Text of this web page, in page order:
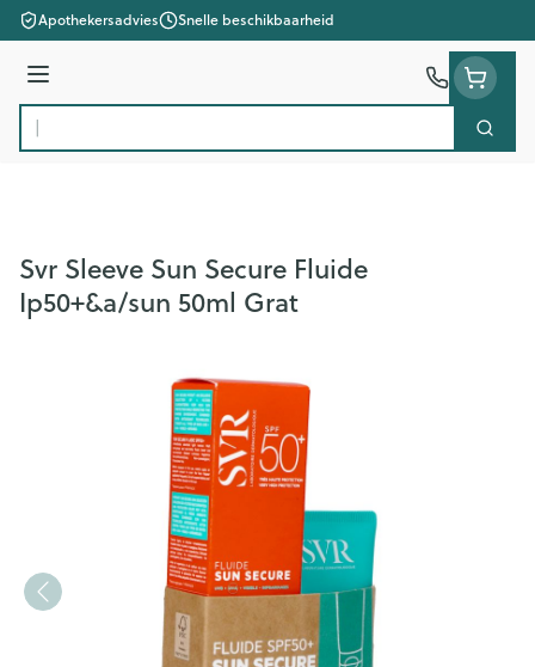
Ga naar de inhoud
Apothekersadvies Snelle beschikbaarheid
Menu
Product, merk, categorie... Zoek
Svr Sleeve Sun Secure Fluide
Ip50+&a/sun 50ml Grat